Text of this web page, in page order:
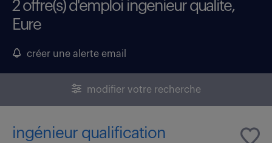
2 offre(s) d'emploi ingenieur qualite,
Eure
créer une alerte email
modifier votre recherche
ingénieur qualification